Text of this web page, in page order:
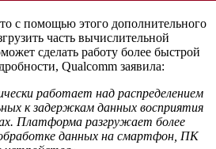
с помощью этого дополнительного
часть вычислительной
сделать работу более быстрой
Qualcomm заявила:
работает над распределением
к задержкам данных восприятия
Платформа разгружает более
данных на смартфон, ПК